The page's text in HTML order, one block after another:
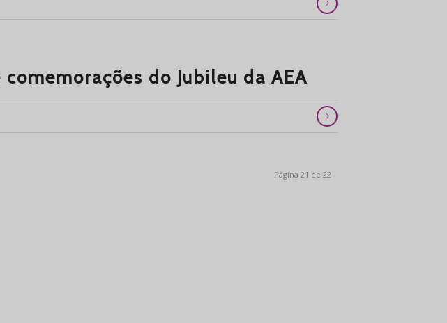
do Jubileu da AEA
Página 21 de 22